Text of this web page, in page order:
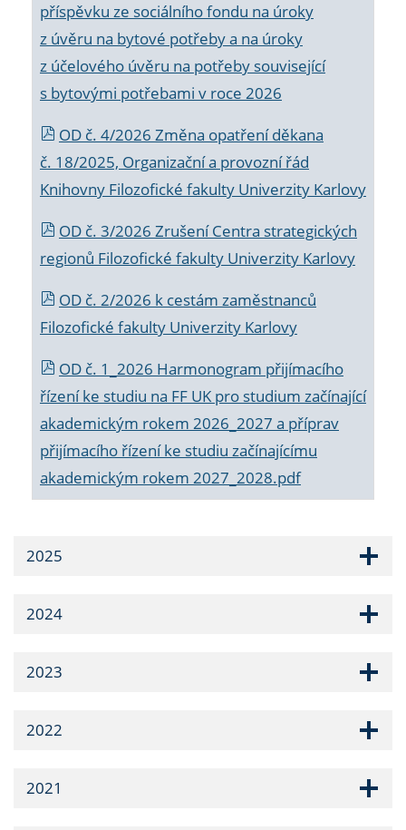
příspěvku ze sociálního fondu na úroky
z úvěru na bytové potřeby a na úroky
z účelového úvěru na potřeby související
s bytovými potřebami v roce 2026
OD č. 4/2026 Změna opatření děkana
č. 18/2025, Organizační a provozní řád
Knihovny Filozofické fakulty Univerzity Karlovy
OD č. 3/2026 Zrušení Centra strategických
regionů Filozofické fakulty Univerzity Karlovy
OD č. 2/2026 k cestám zaměstnanců
Filozofické fakulty Univerzity Karlovy
OD č. 1_2026 Harmonogram přijímacího
řízení ke studiu na FF UK pro studium začínající
akademickým rokem 2026_2027 a příprav
přijímacího řízení ke studiu začínajícímu
akademickým rokem 2027_2028.pdf
2025
2024
2023
2022
2021